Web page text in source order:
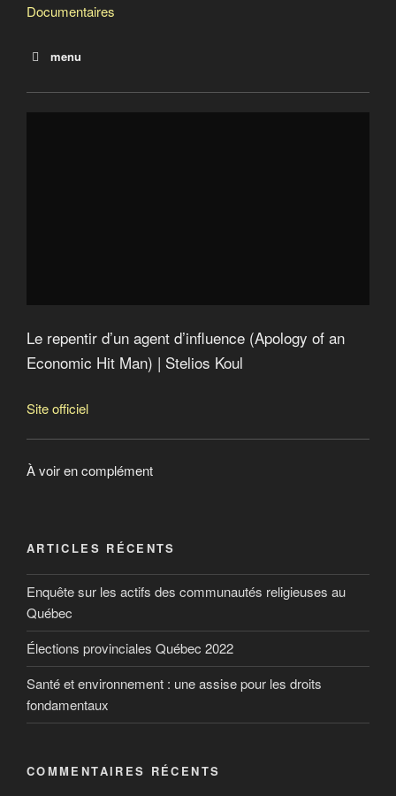
Documentaires
menu
American Autumn an Occudoc
Le repentir d’un agent d’influence (Apology of an
Economic Hit Man) | Stelios Koul
Site officiel
À voir en complément
ARTICLES RÉCENTS
Enquête sur les actifs des communautés religieuses au
Québec
Élections provinciales Québec 2022
Santé et environnement : une assise pour les droits
fondamentaux
COMMENTAIRES RÉCENTS